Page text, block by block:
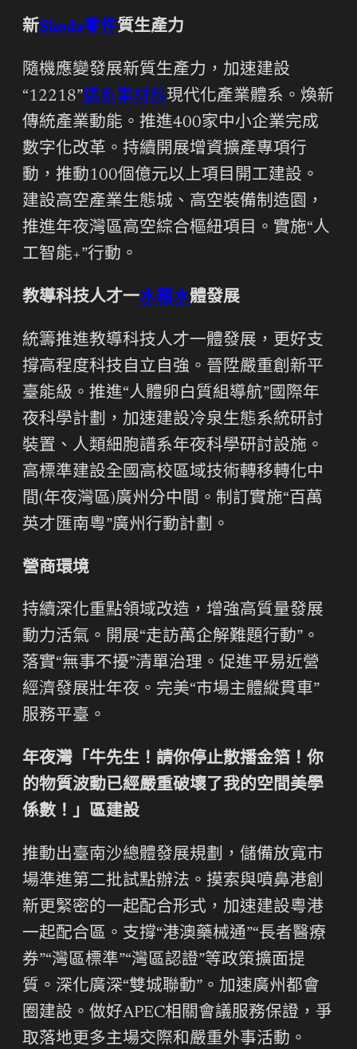
新Skoda零件質生產力
隨機應變發展新質生產力，加速建設
“12218”德系車材料現代化產業體系。煥新
傳統產業動能。推進400家中小企業完成
數字化改革。持續開展增資擴產專項行
動，推動100個億元以上項目開工建設。
建設高空產業生態城、高空裝備制造園，
推進年夜灣區高空綜合樞紐項目。實施“人
工智能+”行動。
教導科技人才一水箱水體發展
統籌推進教導科技人才一體發展，更好支
撐高程度科技自立自強。晉陞嚴重創新平
臺能級。推進“人體卵白質組導航”國際年
夜科學計劃，加速建設冷泉生態系統研討
裝置、人類細胞譜系年夜科學研討設施。
高標準建設全國高校區域技術轉移轉化中
間(年夜灣區)廣州分中間。制訂實施“百萬
英才匯南粵”廣州行動計劃。
營商環境
持續深化重點領域改造，增強高質量發展
動力活氣。開展“走訪萬企解難題行動”。
落實“無事不擾”清單治理。促進平易近營
經濟發展壯年夜。完美“市場主體縱貫車”
服務平臺。
年夜灣「牛先生！請你停止散播金箔！你
的物質波動已經嚴重破壞了我的空間美學
係數！」區建設
推動出臺南沙總體發展規劃，儲備放寬市
場準進第二批試點辦法。摸索與噴鼻港創
新更緊密的一起配合形式，加速建設粵港
一起配合區。支撐“港澳藥械通”“長者醫療
券”“灣區標準”“灣區認證”等政策擴面提
質。深化廣深“雙城聯動”。加速廣州都會
圈建設。做好APEC相關會議服務保證，爭
取落地更多主場交際和嚴重外事活動。